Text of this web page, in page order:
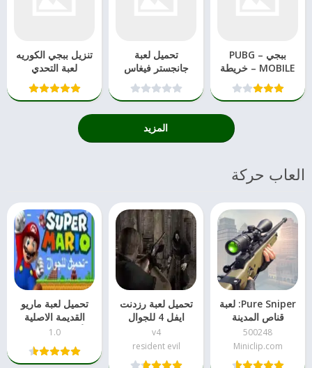
ببجي – PUBG
MOBILE – خريطة
ليفيك
تحميل لعبة
جانجستر فيغاس
لعبة التحدي والقوة
تنزيل ببجي الكوريه
لعبة التحدي
والاكشن التحديث
الاخير
المزيد
العاب حركة
Pure Sniper: لعبة
قناص المدينة
500248
Miniclip.com‏
تحميل لعبة رزدنت
ايفل 4 للجوال
v4
resident evil
تحميل لعبة ماريو
القديمة الاصلية
للأندرويد بدون نت
1.0